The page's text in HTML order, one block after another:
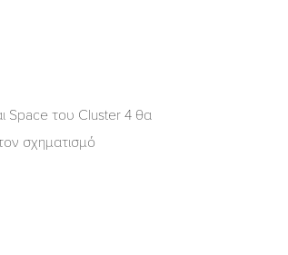
Space του Cluster 4 θα
σχηματισμό